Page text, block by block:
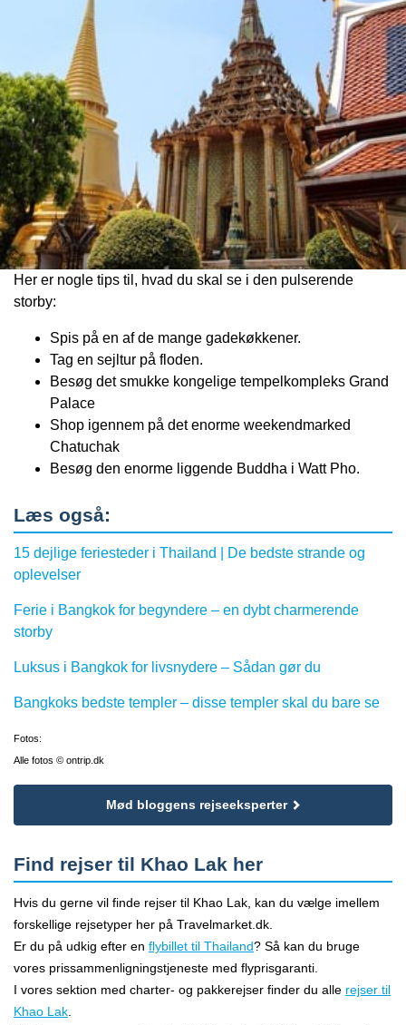
Her er nogle tips til, hvad du skal se i den pulserende
storby:
Spis på en af de mange gadekøkkener.
Tag en sejltur på floden.
Besøg det smukke kongelige tempelkompleks Grand
Palace
Shop igennem på det enorme weekendmarked
Chatuchak
Besøg den enorme liggende Buddha i Watt Pho.
Læs også:
15 dejlige feriesteder i Thailand | De bedste strande og
oplevelser
Ferie i Bangkok for begyndere – en dybt charmerende
storby
Luksus i Bangkok for livsnydere – Sådan gør du
Bangkoks bedste templer – disse templer skal du bare se
Fotos:
Alle fotos © ontrip.dk
Mød bloggens rejseeksperter
Find rejser til Khao Lak her
Hvis du gerne vil finde rejser til Khao Lak, kan du vælge imellem
forskellige rejsetyper her på Travelmarket.dk.
Er du på udkig efter en flybillet til Thailand? Så kan du bruge
vores prissammenligningstjeneste med flyprisgaranti.
I vores sektion med charter- og pakkerejser finder du alle rejser til
Khao Lak.